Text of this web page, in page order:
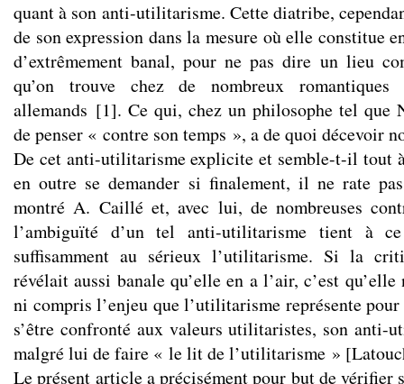
quant à son anti-utilitarisme. Cette diatribe,
de son expression dans la mesure où elle constitue
d’extrêmement banal, pour ne pas dire un lieu
qu’on trouve chez de nombreux
allemands [1]. Ce qui, chez un philosophe tel que
de penser « contre son temps », a de quoi décevoir
De cet anti-utilitarisme explicite et semble-t-il tout
en outre se demander si finalement, il ne rate
montré A. Caillé et, avec lui, de nombreuses
l’ambiguïté d’un tel anti-utilitarisme tient à
suffisamment au sérieux l’utilitarisme. Si la
révélait aussi banale qu’elle en a l’air, c’est
ni compris l’enjeu que l’utilitarisme représente
s’être confronté aux valeurs utilitaristes, son anti-
malgré lui de faire « le lit de l’utilitarisme »
Le présent article a précisément pour but de